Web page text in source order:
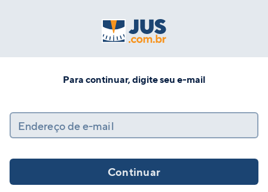
Para continuar, digite seu e-mail
Endereço de e-mail
Continuar